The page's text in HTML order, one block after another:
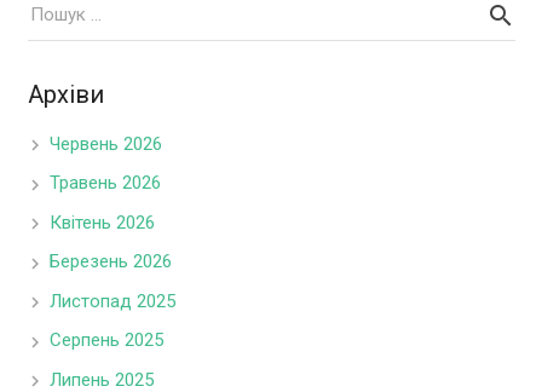
Архіви
Червень 2026
Травень 2026
Квітень 2026
Березень 2026
Листопад 2025
Серпень 2025
Липень 2025